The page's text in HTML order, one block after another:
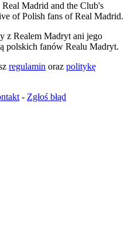
Madrid and the Club's
of Polish fans of Real Madrid.
z Realem Madryt ani jego
polskich fanów Realu Madryt.
regulamin oraz politykę
- Zgłoś błąd